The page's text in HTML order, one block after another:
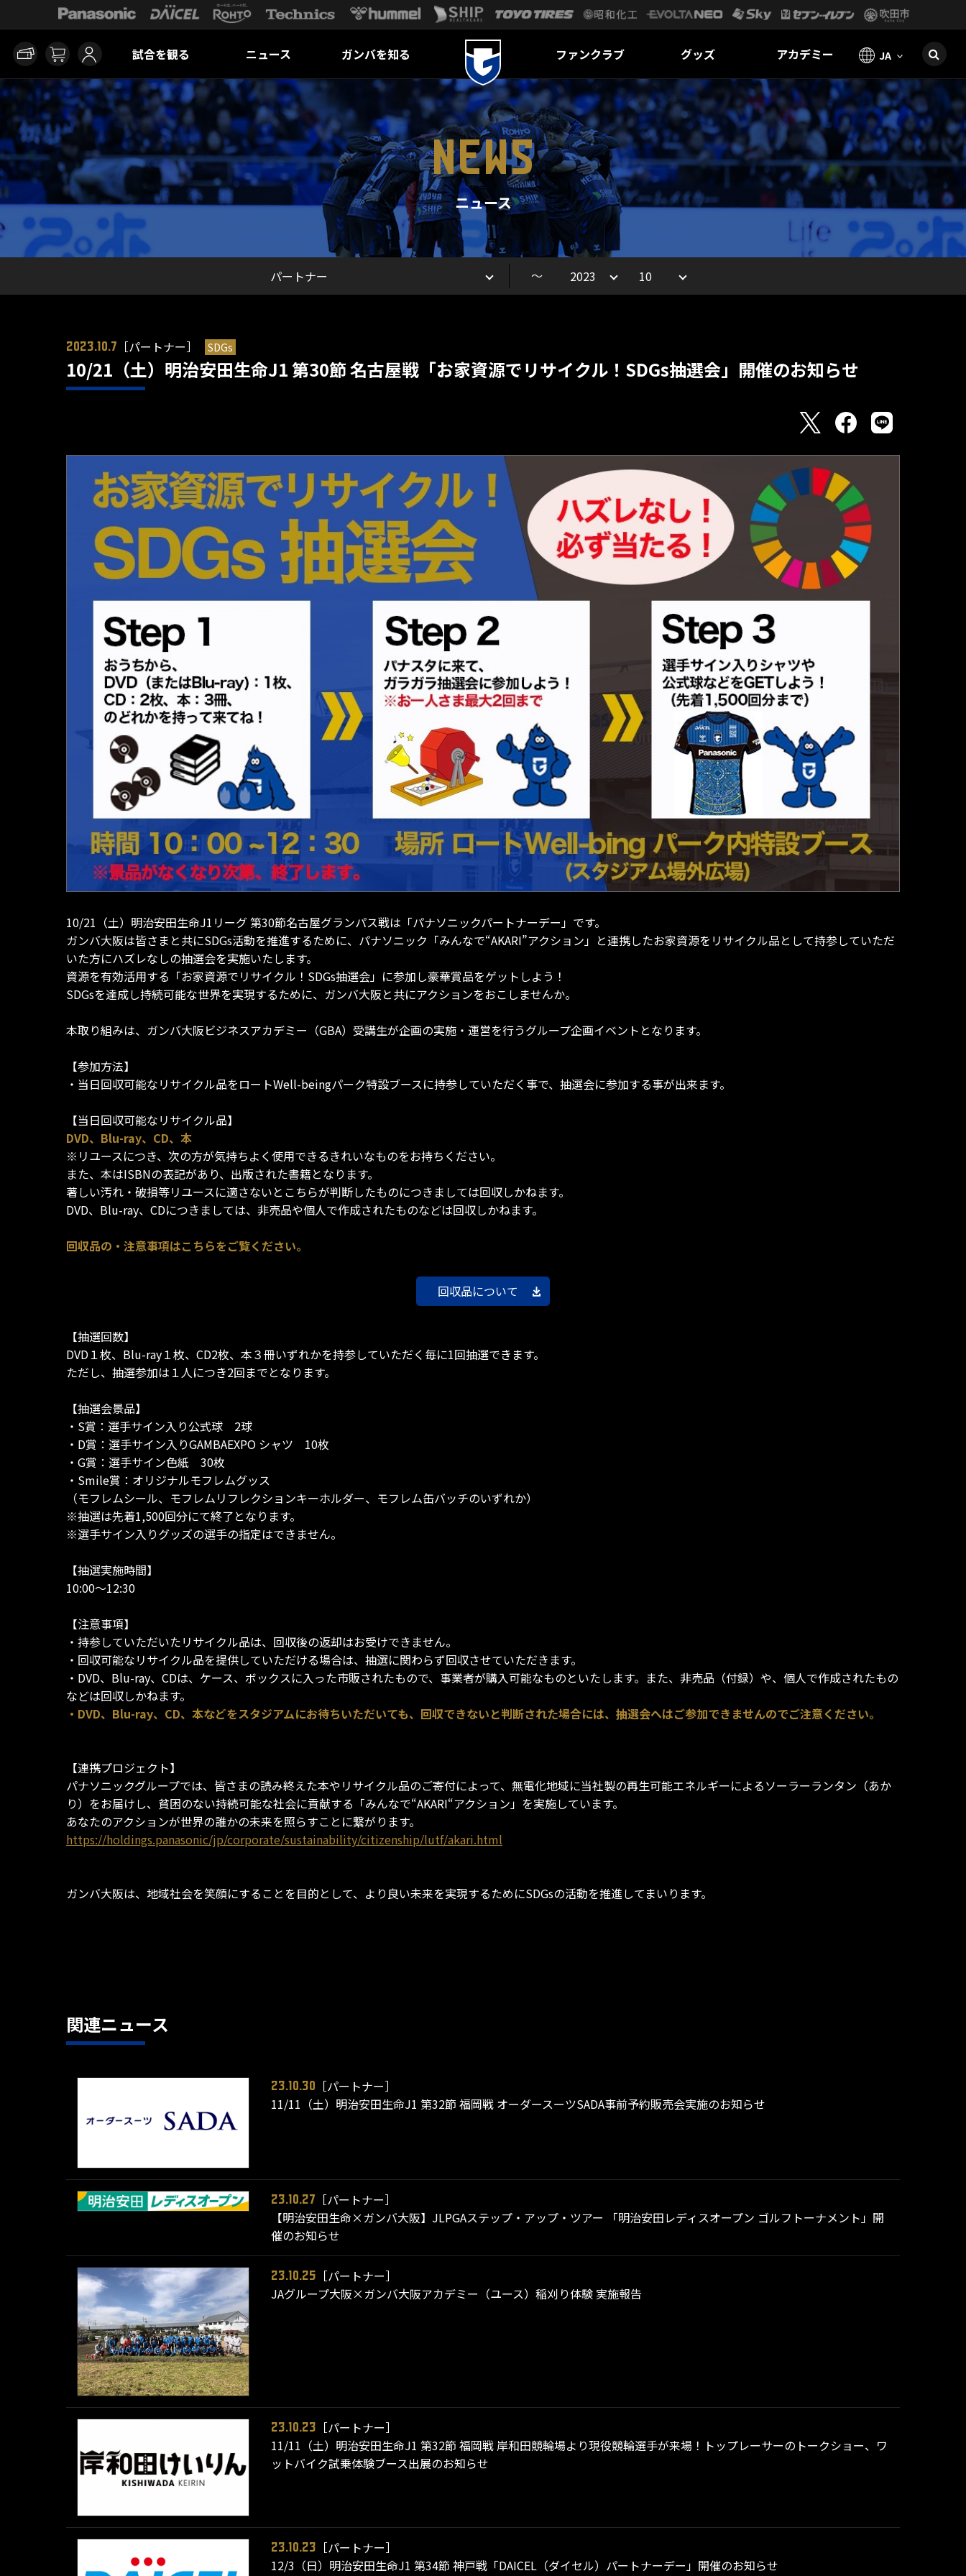
試合を観る ニュース ガンバを知る ファンクラブ グッズ アカデミー JA
NEWS
ニュース
～
2023.10.7 ［パートナー］ SDGs
10/21（土）明治安田生命J1 第30節 名古屋戦「お家資源でリサイクル！SDGs抽選会」開催のお知らせ
10/21（土）明治安田生命J1リーグ 第30節名古屋グランパス戦は「パナソニックパートナーデー」です。
ガンバ大阪は皆さまと共にSDGs活動を推進するために、パナソニック「みんなで“AKARI”アクション」と連携したお家資源をリサイクル品として持参していただ
いた方にハズレなしの抽選会を実施いたします。
資源を有効活用する「お家資源でリサイクル！SDGs抽選会」に参加し豪華賞品をゲットしよう！
SDGsを達成し持続可能な世界を実現するために、ガンバ大阪と共にアクションをおこしませんか。
本取り組みは、ガンバ大阪ビジネスアカデミー（GBA）受講生が企画の実施・運営を行うグループ企画イベントとなります。
【参加方法】
・当日回収可能なリサイクル品をロートWell-beingパーク特設ブースに持参していただく事で、抽選会に参加する事が出来ます。
【当日回収可能なリサイクル品】
DVD、Blu-ray、CD、本
※リユースにつき、次の方が気持ちよく使用できるきれいなものをお持ちください。
また、本はISBNの表記があり、出版された書籍となります。
著しい汚れ・破損等リユースに適さないとこちらが判断したものにつきましては回収しかねます。
DVD、Blu-ray、CDにつきましては、非売品や個人で作成されたものなどは回収しかねます。
回収品の・注意事項はこちらをご覧ください。
回収品について
【抽選回数】
DVD１枚、Blu-ray１枚、CD2枚、本３冊いずれかを持参していただく毎に1回抽選できます。
ただし、抽選参加は１人につき2回までとなります。
【抽選会景品】
・S賞：選手サイン入り公式球 2球
・D賞：選手サイン入りGAMBAEXPO シャツ 10枚
・G賞：選手サイン色紙 30枚
・Smile賞：オリジナルモフレムグッス
（モフレムシール、モフレムリフレクションキーホルダー、モフレム缶バッチのいずれか）
※抽選は先着1,500回分にて終了となります。
※選手サイン入りグッズの選手の指定はできません。
【抽選実施時間】
10:00～12:30
【注意事項】
・持参していただいたリサイクル品は、回収後の返却はお受けできません。
・回収可能なリサイクル品を提供していただける場合は、抽選に関わらず回収させていただきます。
・DVD、Blu-ray、CDは、ケース、ボックスに入った市販されたもので、事業者が購入可能なものといたします。また、非売品（付録）や、個人で作成されたもの
などは回収しかねます。
・DVD、Blu-ray、CD、本などをスタジアムにお待ちいただいても、回収できないと判断された場合には、抽選会へはご参加できませんのでご注意ください。
【連携プロジェクト】
パナソニックグループでは、皆さまの読み終えた本やリサイクル品のご寄付によって、無電化地域に当社製の再生可能エネルギーによるソーラーランタン（あか
り）をお届けし、貧困のない持続可能な社会に貢献する「みんなで“AKARI“アクション」を実施しています。
あなたのアクションが世界の誰かの未来を照らすことに繋がります。
https://holdings.panasonic/jp/corporate/sustainability/citizenship/lutf/akari.html
ガンバ大阪は、地域社会を笑顔にすることを目的として、より良い未来を実現するためにSDGsの活動を推進してまいります。
関連ニュース
23.10.30
［パートナー］
11/11（土）明治安田生命J1 第32節 福岡戦 オーダースーツSADA事前予約販売会実施のお知らせ
23.10.27
［パートナー］
【明治安田生命×ガンバ大阪】JLPGAステップ・アップ・ツアー 「明治安田レディスオープン ゴルフトーナメント」開
催のお知らせ
23.10.25
［パートナー］
JAグループ大阪×ガンバ大阪アカデミー（ユース）稲刈り体験 実施報告
23.10.23
［パートナー］
11/11（土）明治安田生命J1 第32節 福岡戦 岸和田競輪場より現役競輪選手が来場！トップレーサーのトークショー、ワ
ットバイク試乗体験ブース出展のお知らせ
23.10.23
［パートナー］
12/3（日）明治安田生命J1 第34節 神戸戦「DAICEL（ダイセル）パートナーデー」開催のお知らせ